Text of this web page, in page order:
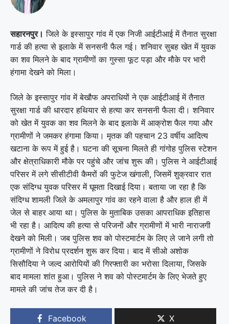
सहारनपुर। जिले के इस्सापुर गांव में एक निजी आईटीआई में तैनात सुरक्षा
गार्ड की हत्या से इलाके में सनसनी फैल गई। शनिवार सुबह खेत में युवक
का शव मिलने के बाद ग्रामीणों का गुस्सा फूट पड़ा और मौके पर भारी
हंगामा देखने को मिला।
जिले के इस्सापुर गांव में बेखौफ अपराधियों ने एक आईटीआई में तैनात
सुरक्षा गार्ड की धारदार हथियार से हत्या कर सनसनी फैला दी। शनिवार
को खेत में युवक का शव मिलने के बाद इलाके में आक्रोश फैल गया और
ग्रामीणों ने जमकर हंगामा किया। मृतक की पहचान 23 वर्षीय आदित्य
खटाना के रूप में हुई है। घटना की सूचना मिलते ही गांगोह पुलिस स्टेशन
और क्षेत्राधिकारी मौके पर पहुंचे और जांच शुरू की। पुलिस ने आईटीआई
परिसर में लगे सीसीटीवी कैमरों की फुटेज खंगाली, जिसमें शुक्रवार रात
एक संदिग्ध युवक परिसर में घूमता दिखाई दिया। बताया जा रहा है कि
संदिग्धशामलीजिले के अमलापुर गांव का रहने वाला है और हाल ही में
जेल से बाहर आया था। पुलिस के मुताबिक उसका आपराधिक इतिहास
भी रहा है। आदित्य की हत्या से परिजनों और ग्रामीणों में भारी नाराजगी
देखने को मिली। जब पुलिस शव को पोस्टमार्टम के लिए ले जाने लगी तो
ग्रामीणों ने विरोध प्रदर्शन शुरू कर दिया। बाद में सीओ अशोक
सिसौदिया ने जल्द आरोपियों की गिरफ्तारी का भरोसा दिलाया, जिसके
बाद मामला शांत हुआ। पुलिस ने शव को पोस्टमार्टम के लिए भेजते हुए
मामले की जांच तेज कर दी है।
Facebook X